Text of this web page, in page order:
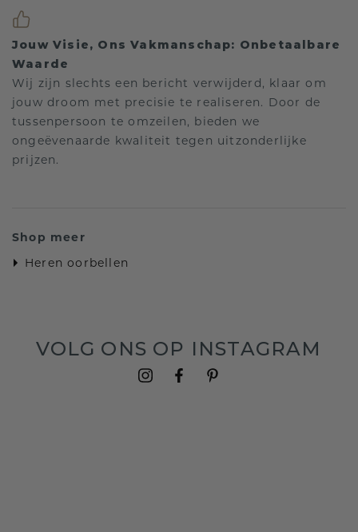
Jouw Visie, Ons Vakmanschap: Onbetaalbare
Waarde
Wij zijn slechts een bericht verwijderd, klaar om
jouw droom met precisie te realiseren. Door de
tussenpersoon te omzeilen, bieden we
ongeëvenaarde kwaliteit tegen uitzonderlijke
prijzen.
Shop meer
Heren oorbellen
VOLG ONS OP INSTAGRAM